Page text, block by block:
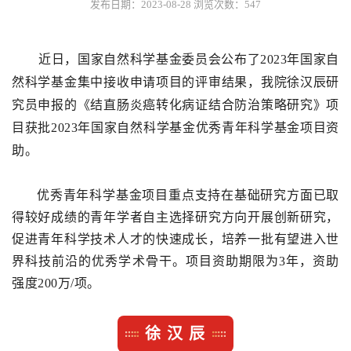
发布日期：2023-08-28 浏览次数： 547
近日，国家自然科学基金委员会公布了2023年国家自
然科学基金集中接收申请项目的评审结果，我院徐汉辰研
究员申报的《结直肠炎癌转化病证结合防治策略研究》项
目获批2023年国家自然科学基金优秀青年科学基金项目资
助。
优秀青年科学基金项目重点支持在基础研究方面已取
得较好成绩的青年学者自主选择研究方向开展创新研究，
促进青年科学技术人才的快速成长，培养一批有望进入世
界科技前沿的优秀学术骨干。项目资助期限为3年，资助
强度200万/项。
徐 汉 辰